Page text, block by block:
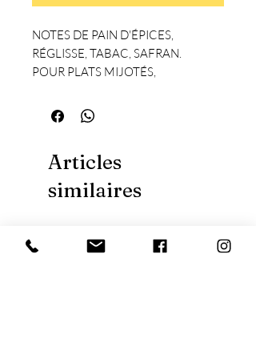
NOTES DE PAIN D'ÉPICES,
RÉGLISSE, TABAC, SAFRAN.
POUR PLATS MIJOTÉS,
Articles
similaires
Nouveauté